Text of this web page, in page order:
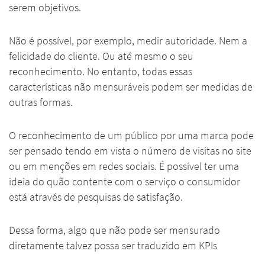
serem objetivos.
Não é possível, por exemplo, medir autoridade. Nem a
felicidade do cliente. Ou até mesmo o seu
reconhecimento. No entanto, todas essas
características não mensuráveis podem ser medidas de
outras formas.
O reconhecimento de um público por uma marca pode
ser pensado tendo em vista o número de visitas no site
ou em menções em redes sociais. É possível ter uma
ideia do quão contente com o serviço o consumidor
está através de pesquisas de satisfação.
Dessa forma, algo que não pode ser mensurado
diretamente talvez possa ser traduzido em KPIs